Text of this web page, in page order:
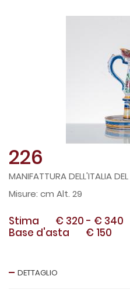
226
MANIFATTURA DELL'ITALIA
cm Alt. 29
Stima € 320 - € 340
Base d'asta
€ 150
DETTAGLIO